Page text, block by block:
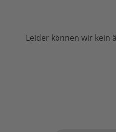
Leider können wir kein